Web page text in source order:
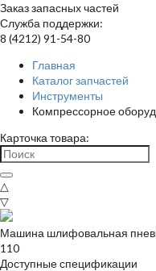
Заказ запасных частей
Служба поддержки:
8 (4212) 91-54-80
Главная
Каталог запчастей
Инструменты
Компрессорное
Карточка товара:
△
▽
Машина шлифовальная
110
Доступные спецификации